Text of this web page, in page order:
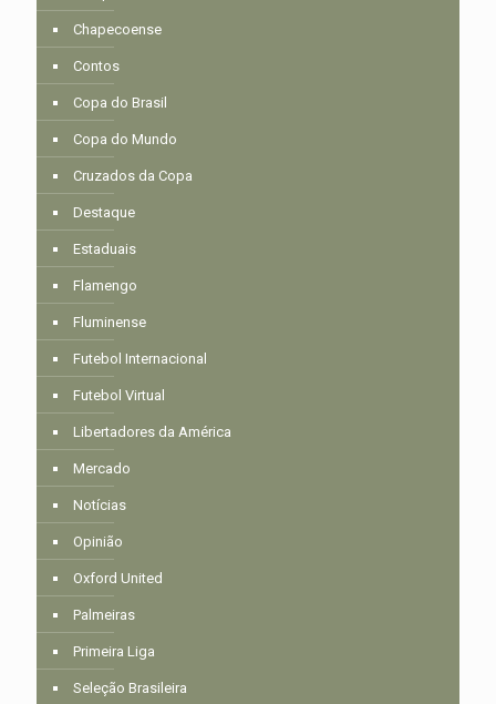
Chapecoense
Contos
Copa do Brasil
Copa do Mundo
Cruzados da Copa
Destaque
Estaduais
Flamengo
Fluminense
Futebol Internacional
Futebol Virtual
Libertadores da América
Mercado
Notícias
Opinião
Oxford United
Palmeiras
Primeira Liga
Seleção Brasileira